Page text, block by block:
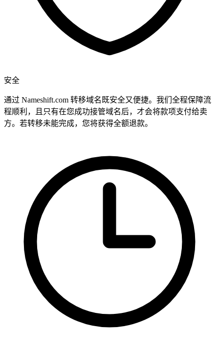
安全
通过 Nameshift.com 转移域名既安全又便捷。我们全程保障流
程顺利，且只有在您成功接管域名后，才会将款项支付给卖
方。若转移未能完成，您将获得全额退款。